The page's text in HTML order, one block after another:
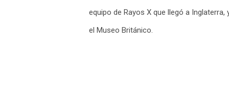
equipo de Rayos X que llegó a
el Museo Británico.